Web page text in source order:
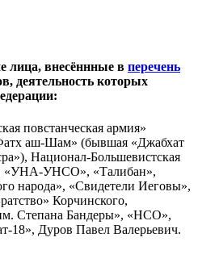
лица, внесённные в перечень
деятельность которых
повстанческая армия»
аш-Шам» (бывшая «Джабхат
Национал-Большевистская
«УНА-УНСО», «Талибан»,
народа», «Свидетели Иеговы»,
Корчинского,
Степана Бандеры», «НСО»,
18», Дуров Павел Валерьевич.